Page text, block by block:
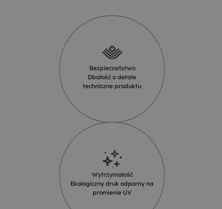
Bezpieczeństwo
Dbałość o detale
techniczne produktu
Wytrzymałość
Ekologiczny druk odporny na
promienie UV